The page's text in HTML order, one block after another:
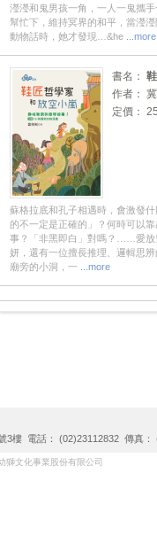
瀅瀅和鬼男孩一角，一人一鬼攜
幫忙下，維持冥界的和平，當瀅
動物話時，她才發現…&he
...more
書名：
作者：
定價：
蘇格拉底和孔子相遇時，會激發
的不一定是正確的」？何時可以
事？「非黑即白」對嗎？……愛放
妍，還有一位擅長推理、邏輯思
廟旁的小洞，一
...more
3樓 電話： (02)23112832 傳真
文化事業股份有限公司